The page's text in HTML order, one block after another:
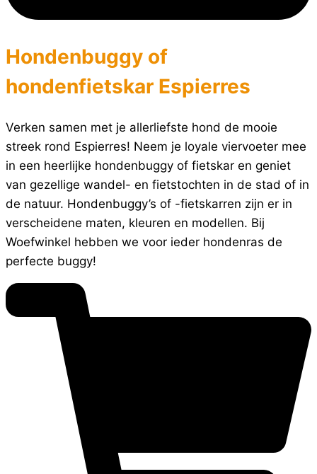
Hondenbuggy of
hondenfietskar Espierres
Verken samen met je allerliefste hond de mooie
streek rond Espierres! Neem je loyale viervoeter mee
in een heerlijke hondenbuggy of fietskar en geniet
van gezellige wandel- en fietstochten in de stad of in
de natuur. Hondenbuggy’s of -fietskarren zijn er in
verscheidene maten, kleuren en modellen. Bij
Woefwinkel hebben we voor ieder hondenras de
perfecte buggy!